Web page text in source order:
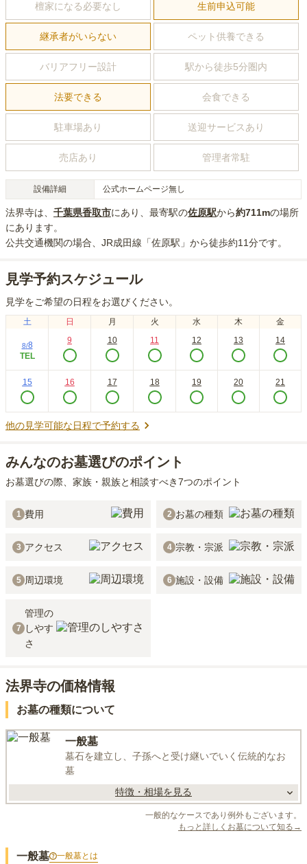
檀家になる必要なし 生前申込可能
継承者がいらない ペット供養できる
バリアフリー設計 駅から徒歩5分圏内
法要できる 会食できる
駐車場あり 送迎サービスあり
売店あり 管理者常駐
設備詳細 公式ホームページ無し
法界寺は、 千葉県香取市にあり 、最寄駅の佐原駅から約711mの場所
にあり ます。
公共交通機関の場合、JR成田線「佐原駅」から徒歩約11分です。
見学予約スケジュール
見学をご希望の日程をお選びください。
土 日 月 火 水 木 金
8/8
TEL
9 10 11 12 13 14
15 16 17 18 19 20 21
他の見学可能な日程で予約する
みんなのお墓選びのポイント
お墓選びの際、家族・親族と相談すべき7つのポイント
1 費用 2 お墓の種類
3 アクセス 4 宗教・宗派
5 周辺環境 6 施設・設備
7
管理の
しやす
さ
法界寺の価格情報
お墓の種類について
一般墓
墓石を建立し、子孫へと受け継いでいく伝統的なお
墓
特徴・相場を見る
一般的なケースであり例外もございます。
もっと詳しくお墓について知る→
一般墓 一般墓とは